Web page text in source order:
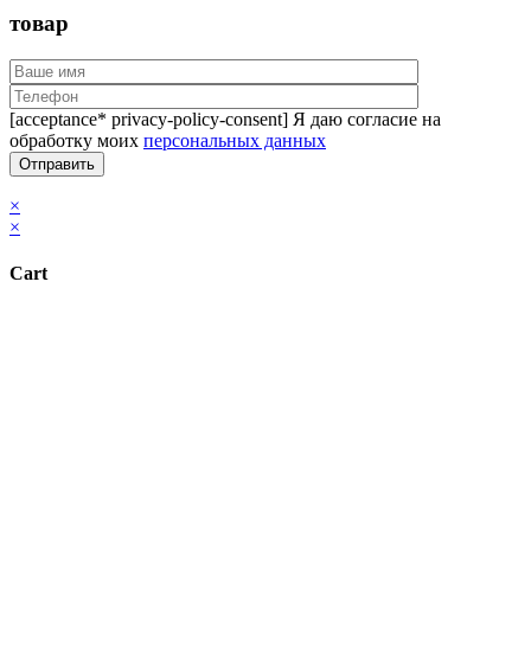
товар
[acceptance* privacy-policy-consent] Я даю согласие на
обработку моих персональных данных
×
×
Cart